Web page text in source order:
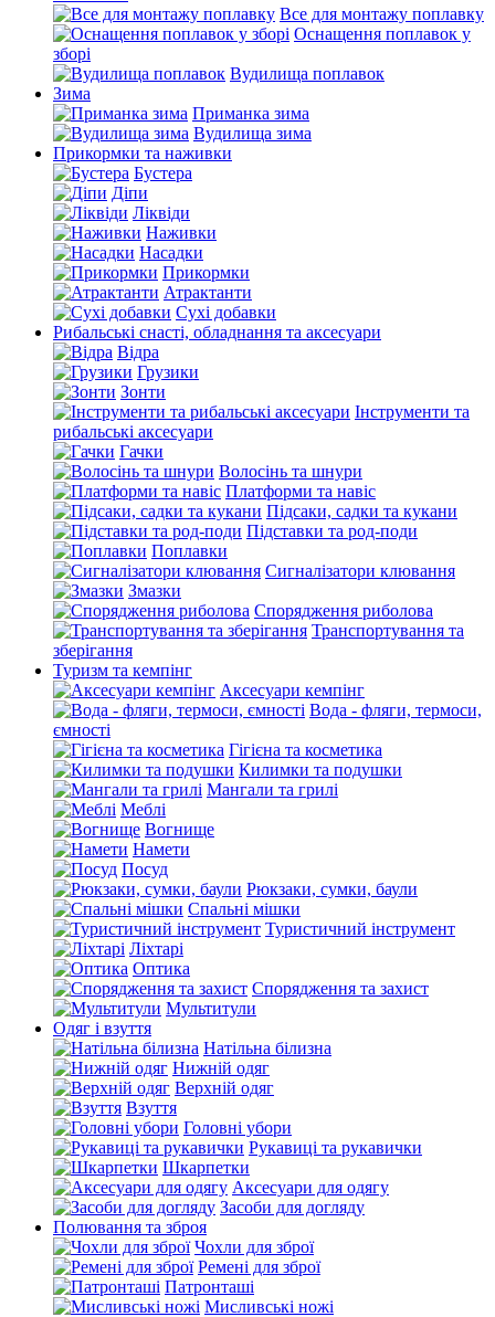
Все для монтажу поплавку
Оснащення поплавок у
зборі
Вудилища поплавок
Зима
Приманка зима
Вудилища зима
Прикормки та наживки
Бустера
Діпи
Ліквіди
Наживки
Насадки
Прикормки
Атрактанти
Сухі добавки
Рибальські снасті, обладнання та аксесуари
Відра
Грузики
Зонти
Інструменти та
рибальські аксесуари
Гачки
Волосінь та шнури
Платформи та навіс
Підсаки, садки та кукани
Підставки та род-поди
Поплавки
Сигналізатори клювання
Змазки
Спорядження риболова
Транспортування та
зберігання
Туризм та кемпінг
Аксесуари кемпінг
Вода - фляги, термоси,
ємності
Гігієна та косметика
Килимки та подушки
Мангали та грилі
Меблі
Вогнище
Намети
Посуд
Рюкзаки, сумки, баули
Спальні мішки
Туристичний інструмент
Ліхтарі
Оптика
Спорядження та захист
Мультитули
Одяг і взуття
Натільна білизна
Нижній одяг
Верхній одяг
Взуття
Головні убори
Рукавиці та рукавички
Шкарпетки
Аксесуари для одягу
Засоби для догляду
Полювання та зброя
Чохли для зброї
Ремені для зброї
Патронташі
Мисливські ножі